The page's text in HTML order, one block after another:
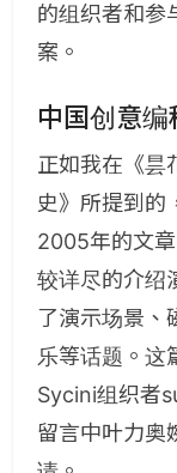
的组织者和参
案。
中国创意
正如我在《昙
史》所提到的
2005年的文
较详尽的介绍
了演示场景、
乐等话题。这
Sycini组织者
留言中叶力奥